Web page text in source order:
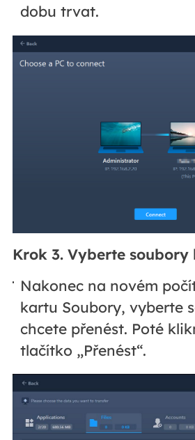
dobu trvat.
Krok 3. Vyberte soubory
Nakonec na novém
kartu Soubory, vyberte
chcete přenést. Poté
tlačítko „Přenést“.